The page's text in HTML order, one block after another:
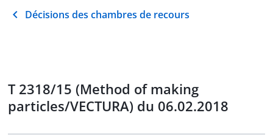
Décisions des chambres de recours
T 2318/15 (Method of making
particles/VECTURA) du 06.02.2018